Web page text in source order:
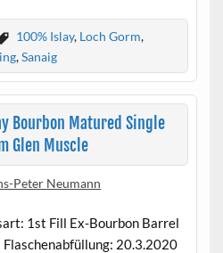
100% Islay, Loch Gorm,
,Sanaig
Bourbon Matured Single
Glen Muscle
Peter Neumann
1st Fill Ex-Bourbon Barrel
20.3.2020